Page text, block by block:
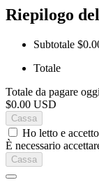
Riepilogo
Subtotale
Totale
Totale da pagare oggi
$0.00 USD
Cassa
Ho letto e
È necessario
Cassa